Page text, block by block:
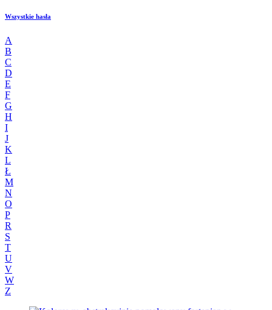
Wszystkie hasła
A
B
C
D
E
F
G
H
I
J
K
L
Ł
M
N
O
P
R
S
T
U
V
W
Z